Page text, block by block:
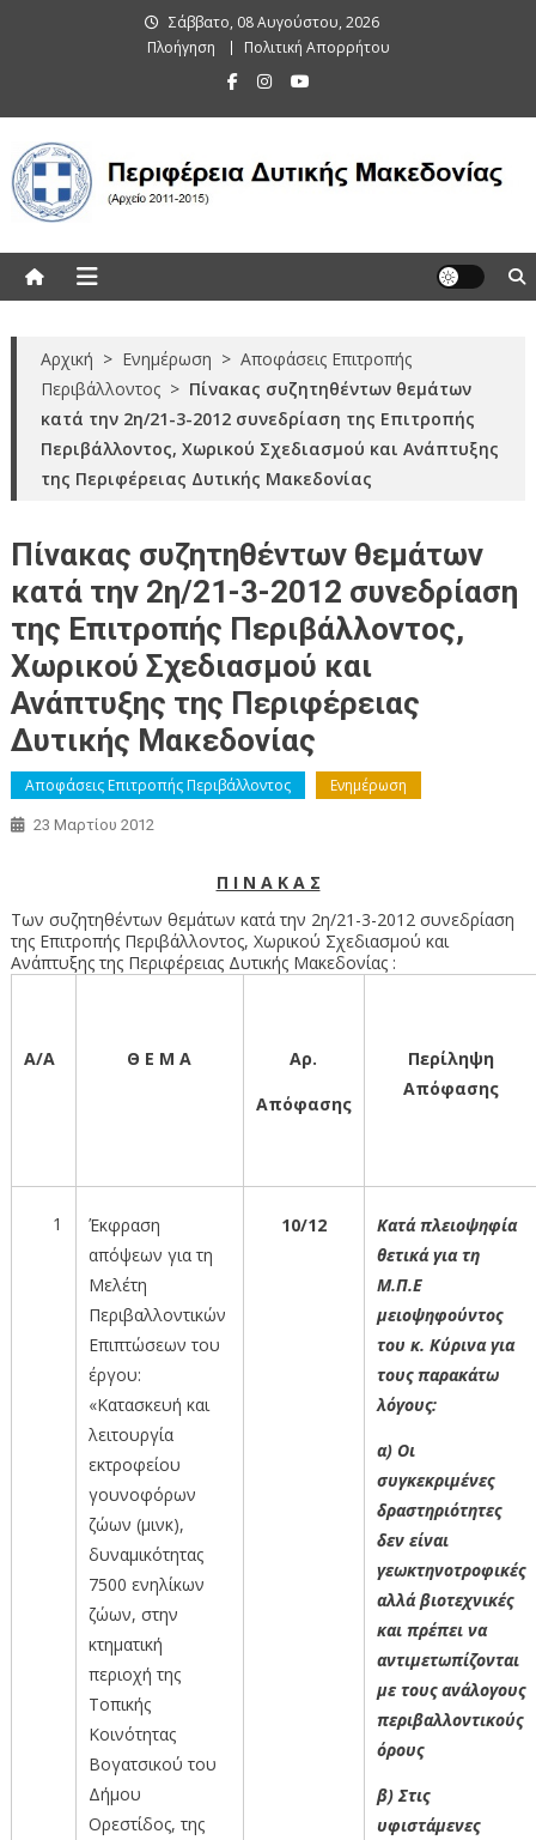
Σάββατο, 08 Αυγούστου, 2026
Πλοήγηση
Πολιτική Απορρήτου
Αρχική > Ενημέρωση > Αποφάσεις Επιτροπής
Περιβάλλοντος > Πίνακας συζητηθέντων θεμάτων
κατά την 2η/21-3-2012 συνεδρίαση της Επιτροπής
Περιβάλλοντος, Χωρικού Σχεδιασμού και Ανάπτυξης
της Περιφέρειας Δυτικής Μακεδονίας
Πίνακας συζητηθέντων θεμάτων
κατά την 2η/21-3-2012 συνεδρίαση
της Επιτροπής Περιβάλλοντος,
Χωρικού Σχεδιασμού και
Ανάπτυξης της Περιφέρειας
Δυτικής Μακεδονίας
Αποφάσεις Επιτροπής Περιβάλλοντος Ενημέρωση
23 Μαρτίου 2012
Π Ι Ν Α Κ Α Σ
Των συζητηθέντων θεμάτων κατά την 2η/21-3-2012 συνεδρίαση
της Επιτροπής Περιβάλλοντος, Χωρικού Σχεδιασμού και
Ανάπτυξης της Περιφέρειας Δυτικής Μακεδονίας :
Α/Α Θ Ε Μ Α Αρ.
Απόφασης
Περίληψη
Απόφασης
1
Έκφραση
απόψεων για τη
Μελέτη
Περιβαλλοντικών
Επιπτώσεων του
έργου:
«Κατασκευή και
λειτουργία
εκτροφείου
γουνοφόρων
ζώων (μινκ),
δυναμικότητας
7500 ενηλίκων
ζώων, στην
κτηματική
περιοχή της
Τοπικής
Κοινότητας
Βογατσικού του
Δήμου
Ορεστίδος, της
10/12
Κατά πλειοψηφία
θετικά για τη
Μ.Π.Ε
μειοψηφούντος
του κ. Κύρινα για
τους παρακάτω
λόγους:
α) Οι
συγκεκριμένες
δραστηριότητες
δεν είναι
γεωκτηνοτροφικές
αλλά βιοτεχνικές
και πρέπει να
αντιμετωπίζονται
με τους ανάλογους
περιβαλλοντικούς
όρους
β) Στις
υφιστάμενες